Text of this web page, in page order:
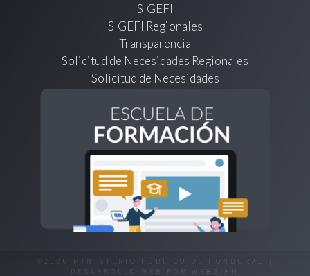
SIGEFI
SIGEFI Regionales
Transparencia
Solicitud de Necesidades Regionales
Solicitud de Necesidades
©2026 MINISTERIO PÚBLICO DE HONDURAS |
DESARROLLO WEB POR
WEBS.HN